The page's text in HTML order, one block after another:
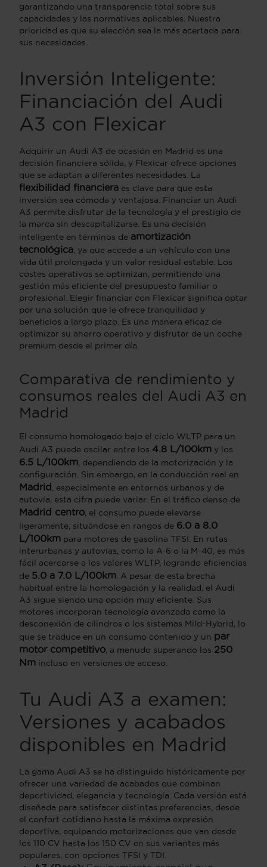
garantizando una transparencia total sobre sus
capacidades y las normativas aplicables. Nuestra
prioridad es que su elección sea la más acertada para
sus necesidades.
Inversión Inteligente:
Financiación del Audi
A3 con Flexicar
Adquirir un Audi A3 de ocasión en Madrid es una
decisión financiera sólida, y Flexicar ofrece opciones
que se adaptan a diferentes necesidades. La
flexibilidad financiera es clave para que esta
inversión sea cómoda y ventajosa. Financiar un Audi
A3 permite disfrutar de la tecnología y el prestigio de
la marca sin descapitalizarse. Es una decisión
inteligente en términos de amortización
tecnológica, ya que accede a un vehículo con una
vida útil prolongada y un valor residual estable. Los
costes operativos se optimizan, permitiendo una
gestión más eficiente del presupuesto familiar o
profesional. Elegir financiar con Flexicar significa optar
por una solución que le ofrece tranquilidad y
beneficios a largo plazo. Es una manera eficaz de
optimizar su ahorro operativo y disfrutar de un coche
premium desde el primer día.
Comparativa de rendimiento y
consumos reales del Audi A3 en
Madrid
El consumo homologado bajo el ciclo WLTP para un
Audi A3 puede oscilar entre los 4.8 L/100km y los
6.5 L/100km, dependiendo de la motorización y la
configuración. Sin embargo, en la conducción real en
Madrid , especialmente en entornos urbanos y de
autovía, esta cifra puede variar. En el tráfico denso de
Madrid centro, el consumo puede elevarse
ligeramente, situándose en rangos de 6.0 a 8.0
L/100km para motores de gasolina TFSI. En rutas
interurbanas y autovías, como la A-6 o la M-40, es más
fácil acercarse a los valores WLTP, logrando eficiencias
de 5.0 a 7.0 L/100km . A pesar de esta brecha
habitual entre la homologación y la realidad, el Audi
A3 sigue siendo una opción muy eficiente. Sus
motores incorporan tecnología avanzada como la
desconexión de cilindros o los sistemas Mild-Hybrid, lo
que se traduce en un consumo contenido y un par
motor competitivo, a menudo superando los 250
Nm incluso en versiones de acceso.
Tu Audi A3 a examen:
Versiones y acabados
disponibles en Madrid
La gama Audi A3 se ha distinguido históricamente por
ofrecer una variedad de acabados que combinan
deportividad, elegancia y tecnología. Cada versión está
diseñada para satisfacer distintas preferencias, desde
el confort cotidiano hasta la máxima expresión
deportiva, equipando motorizaciones que van desde
los 110 CV hasta los 150 CV en sus variantes más
populares, con opciones TFSI y TDI.